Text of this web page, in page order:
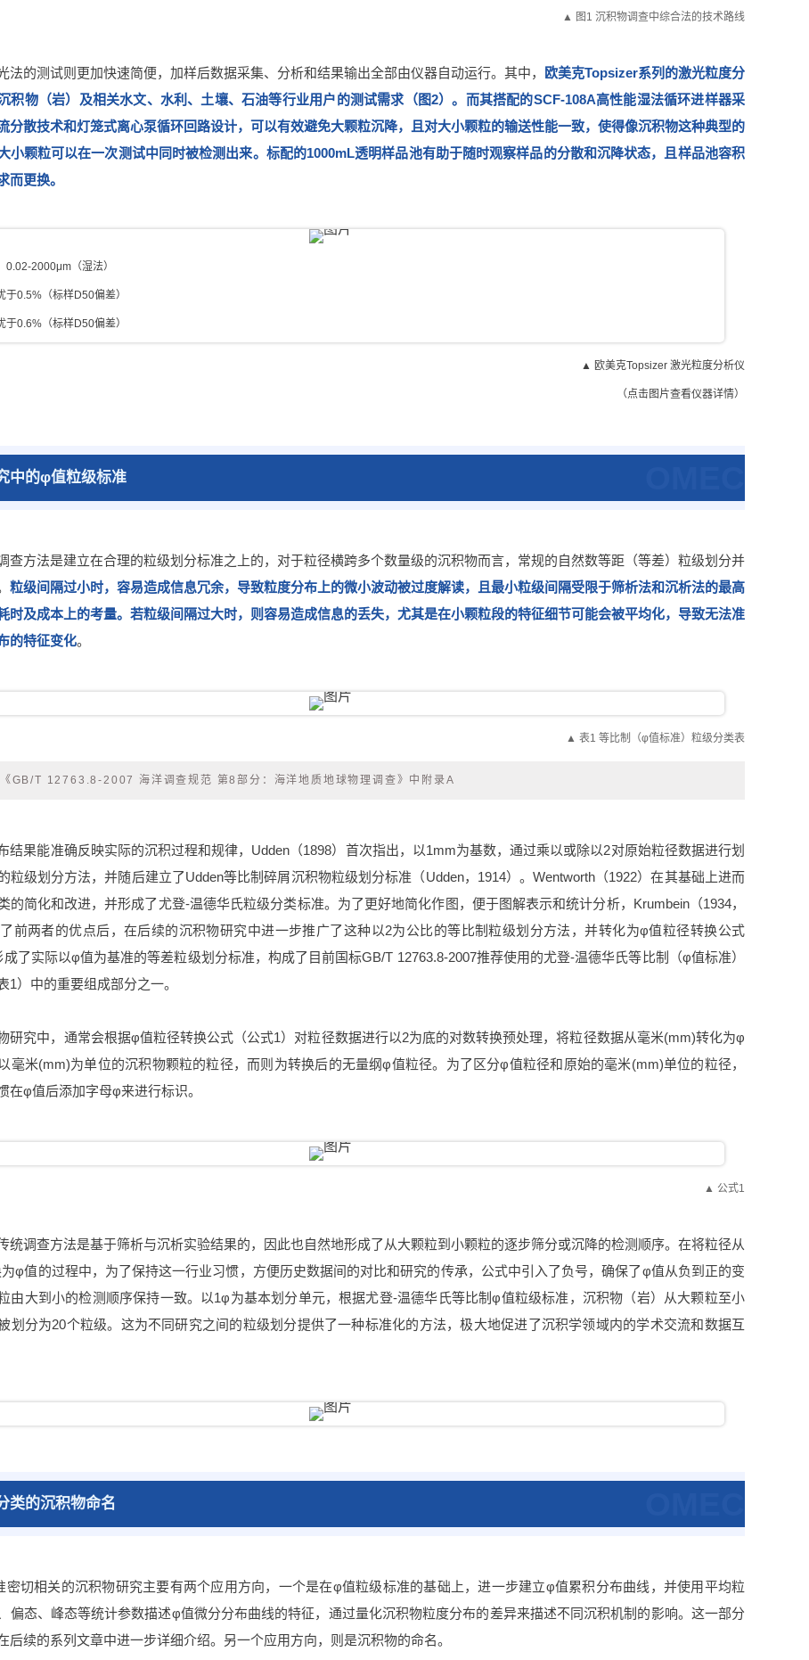
▲ 图1 沉积物调查中综合法的技术路线
法的测试则更加快速简便，加样后数据采集、分析和结果输出全部由仪器自动运行。其中，
欧美克Topsizer系列的激光粒度分
积物（岩）及相关水文、水利、土壤、石油等行业用户的测试需求（图2）。而其搭配的SCF-108A高性能湿法循环进样器采
分散技术和灯笼式离心泵循环回路设计，可以有效避免大颗粒沉降，且对大小颗粒的输送性能一致，使得像沉积物这种典型的
小颗粒可以在一次测试中同时被检测出来。标配的1000mL透明样品池有助于随时观察样品的分散和沉降状态，且样品池容积
而更换。
0.02-2000μm（湿法）
于0.5%（标样D50偏差）
于0.6%（标样D50偏差）
▲ 欧美克Topsizer 激光粒度分析仪
（点击图片查看仪器详情）
中的φ值粒级标准
查方法是建立在合理的粒级划分标准之上的，对于粒径横跨多个数量级的沉积物而言，常规的自然数等距（等差）粒级划分并
粒级间隔过小时，容易造成信息冗余，导致粒度分布上的微小波动被过度解读，且最小粒级间隔受限于筛析法和沉析法的最高
时及成本上的考量。若粒级间隔过大时，则容易造成信息的丢失，尤其是在小颗粒段的特征细节可能会被平均化，导致无法准
的特征变化。
▲ 表1 等比制（φ值标准）粒级分类表
GB/T 12763.8-2007 海洋调查规范 第8部分：海洋地质地球物理调查》中附录A
结果能准确反映实际的沉积过程和规律，Udden（1898）首次指出，以1mm为基数，通过乘以或除以2对原始粒径数据进行划
粒级划分方法，并随后建立了Udden等比制碎屑沉积物粒级划分标准（Udden，1914）。Wentworth（1922）在其基础上进而
的简化和改进，并形成了尤登-温德华氏粒级分类标准。为了更好地简化作图，便于图解表示和统计分析，Krumbein（1934，
前两者的优点后，在后续的沉积物研究中进一步推广了这种以2为公比的等比制粒级划分方法，并转化为φ值粒径转换公式
成了实际以φ值为基准的等差粒级划分标准，构成了目前国标GB/T 12763.8-2007推荐使用的尤登-温德华氏等比制（φ值标准）
1）中的重要组成部分之一。
研究中，通常会根据φ值粒径转换公式（公式1）对粒径数据进行以2为底的对数转换预处理，将粒径数据从毫米(mm)转化为φ
毫米(mm)为单位的沉积物颗粒的粒径，而则为转换后的无量纲φ值粒径。为了区分φ值粒径和原始的毫米(mm)单位的粒径，
在φ值后添加字母φ来进行标识。
▲ 公式1
统调查方法是基于筛析与沉析实验结果的，因此也自然地形成了从大颗粒到小颗粒的逐步筛分或沉降的检测顺序。在将粒径从
φ值的过程中，为了保持这一行业习惯，方便历史数据间的对比和研究的传承，公式中引入了负号，确保了φ值从负到正的变
由大到小的检测顺序保持一致。以1φ为基本划分单元，根据尤登-温德华氏等比制φ值粒级标准，沉积物（岩）从大颗粒至小
划分为20个粒级。这为不同研究之间的粒级划分提供了一种标准化的方法，极大地促进了沉积学领域内的学术交流和数据互
类的沉积物命名
密切相关的沉积物研究主要有两个应用方向，一个是在φ值粒级标准的基础上，进一步建立φ值累积分布曲线，并使用平均粒
偏态、峰态等统计参数描述φ值微分分布曲线的特征，通过量化沉积物粒度分布的差异来描述不同沉积机制的影响。这一部分
后续的系列文章中进一步详细介绍。另一个应用方向，则是沉积物的命名。